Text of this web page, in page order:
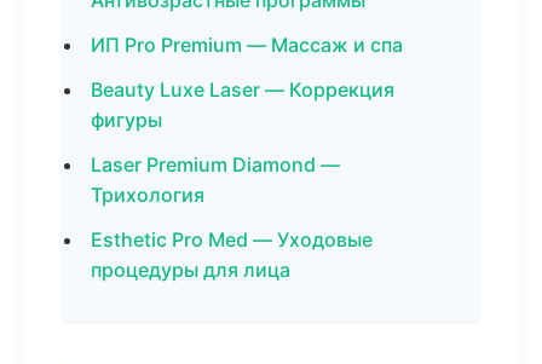
ИП Pro Premium — Массаж и спа
Beauty Luxe Laser — Коррекция
фигуры
Laser Premium Diamond —
Трихология
Esthetic Pro Med — Уходовые
процедуры для лица